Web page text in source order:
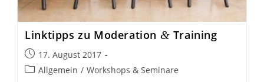
Link­tipps zu Mode­ration & Training
Beitrag
veröffentlicht:
17. August 2017
Beitrags-
Allgemein / Workshops & Seminare